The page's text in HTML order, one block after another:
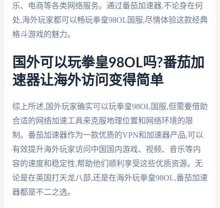
乐、电商等各类网络服务。通过番茄加速器,不论身在何
处,海外玩家都可以畅玩拳皇98OL国服,尽情体验这款经典
格斗游戏的魅力。
国外可以玩拳皇98OL吗?番茄加
速器让海外访问变得简单
综上所述,国外玩家确实可以玩拳皇98OL国服,但需要借助
合适的网络加速工具来克服地理位置和网络环境的限
制。番茄加速器作为一款优质的VPN和加速器产品,可以
有效提升海外玩家访问中国国内游戏、视频、音乐等内
容的速度和稳定性,帮助他们顺利享受这些优质资源。无
论是在英国打天龙八部,还是在海外玩拳皇98OL,番茄加速
器都是不二之选。